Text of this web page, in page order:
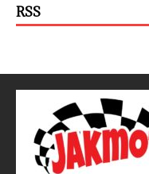
RSS